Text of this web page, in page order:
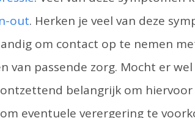
out. Herken je veel van deze
om contact op te nemen
van passende zorg. Mocht er
belangrijk om
eventuele verergering te